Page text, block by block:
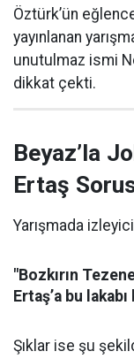
Öztürk’ün
yayınlanan
unutulmaz ismi
dikkat çekti.
Beyaz’la
Ertaş
Yarışmada
"Bozkırın
Ertaş’a bu
Şıklar ise şu